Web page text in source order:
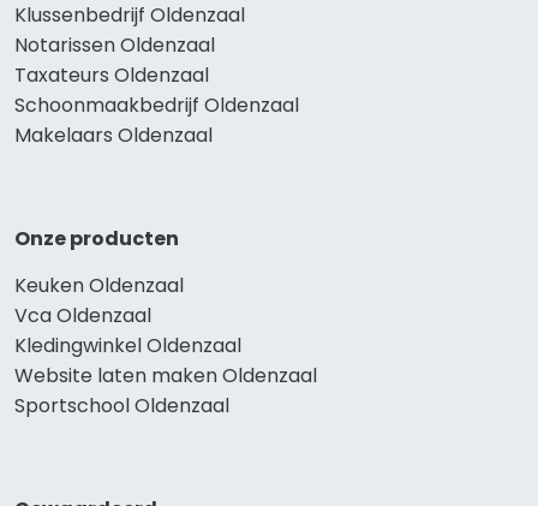
Klussenbedrijf Oldenzaal
Notarissen Oldenzaal
Taxateurs Oldenzaal
Schoonmaakbedrijf Oldenzaal
Makelaars Oldenzaal
Onze producten
Keuken Oldenzaal
Vca Oldenzaal
Kledingwinkel Oldenzaal
Website laten maken Oldenzaal
Sportschool Oldenzaal